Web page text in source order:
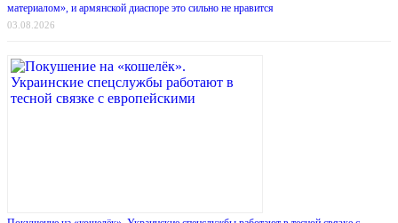
материалом», и армянской диаспоре это сильно не нравится
03.08.2026